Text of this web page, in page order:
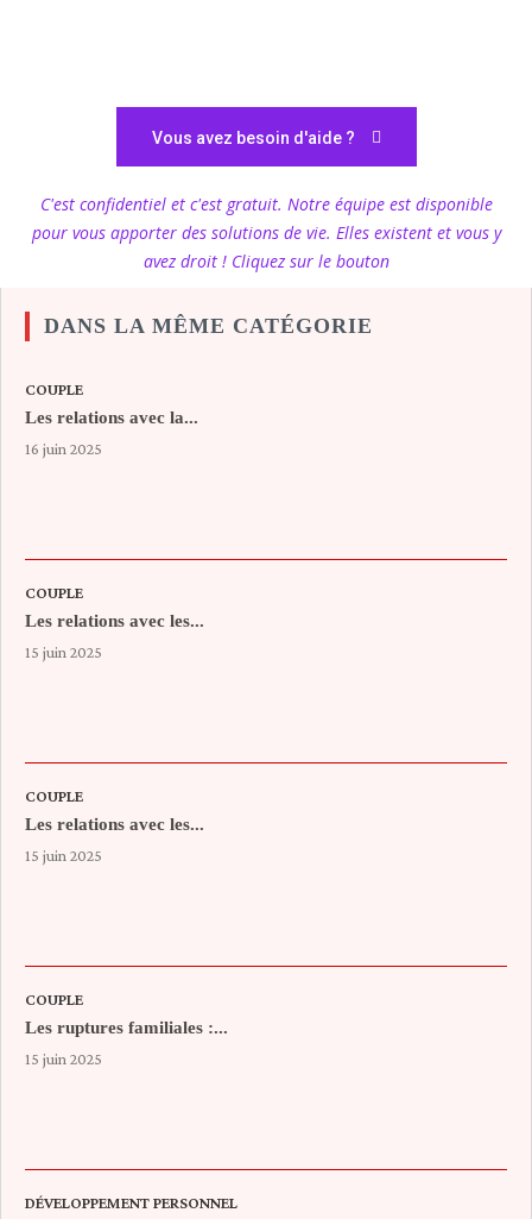
Vous avez besoin d'aide ?
C'est confidentiel et c'est gratuit. Notre équipe est disponible
pour vous apporter des solutions de vie. Elles existent et vous y
avez droit ! Cliquez sur le bouton
DANS LA MÊME CATÉGORIE
COUPLE
Les relations avec la...
16 juin 2025
COUPLE
Les relations avec les...
15 juin 2025
COUPLE
Les relations avec les...
15 juin 2025
COUPLE
Les ruptures familiales :...
15 juin 2025
DÉVELOPPEMENT PERSONNEL